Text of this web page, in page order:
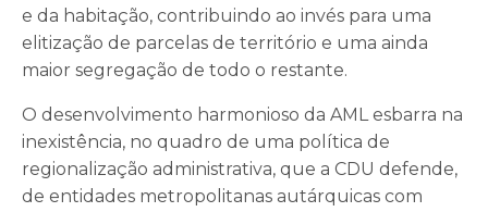
e da habitação, contribuindo ao invés para uma
elitização de parcelas de território e uma ainda
maior segregação de todo o restante.
O desenvolvimento harmonioso da AML esbarra na
inexistência, no quadro de uma política de
regionalização administrativa, que a CDU defende,
de entidades metropolitanas autárquicas com